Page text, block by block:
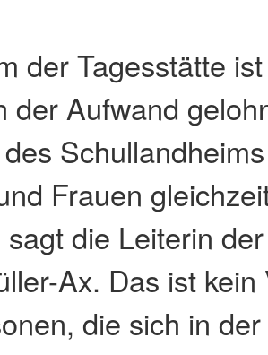
der Tagesstätte
der Aufwand
Frauen
sagt die Leiterin
Ax. Das ist
die sich in